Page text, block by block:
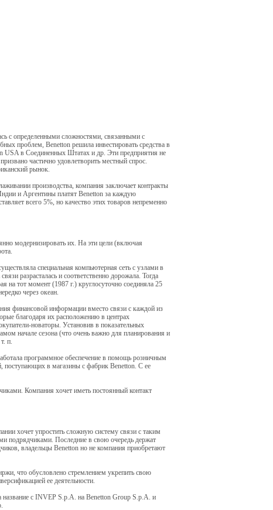
с определенными сложностями, связанными с
проблем, Benetton решила инвестировать средства в
в Соединенных Штатах и др. Эти предприятия не
частично удовлетворить местный спрос.
рынок.
производства, компания заключает контракты
и Аргентины платят Benetton за каждую
всего 5%, но качество этих товаров непременно
модернизировать их. На эти цели (включая
специальная компьютерная сеть с узлами в
разрасталась и соответственно дорожала. Тогда
на тот момент (1987 г.) круглосуточно соединяла 25
через океан.
финансовой информации вместо связи с каждой из
благодаря их расположению в центрах
новаторы. Установив в показательных
начале сезона (что очень важно для планирования и
п.
программное обеспечение в помощь розничным
поступающих в магазины с фабрик Benetton. С ее
Компания хочет иметь постоянный контакт
хочет упростить сложную систему связи с таким
подрядчиками. Последние в свою очередь держат
владельцы Benetton но не компания приобретают
что обусловлено стремлением укрепить свою
ее деятельности.
название с INVEP S.p.A. на Benetton Group S.p.A. и